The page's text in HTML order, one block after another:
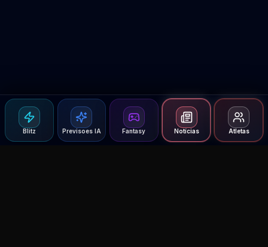
Blitz Previsoes IA Fantasy Notícias Atletas